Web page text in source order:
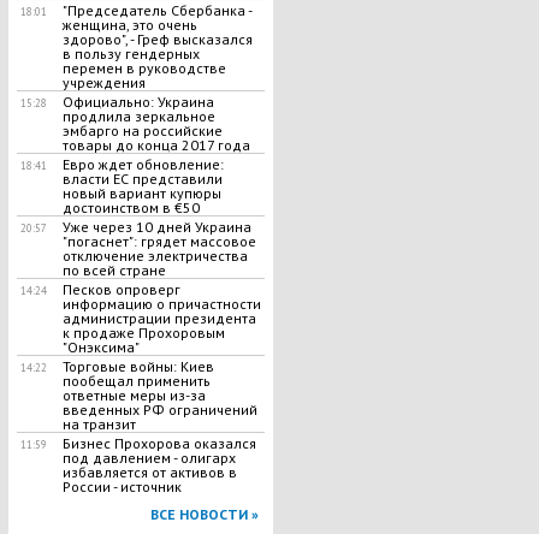
18:01
"Председатель Сбербанка -
женщина, это очень
здорово", - Греф высказался
в пользу гендерных
перемен в руководстве
учреждения
15:28
Официально: Украина
продлила зеркальное
эмбарго на российские
товары до конца 2017 года
18:41
Евро ждет обновление:
власти ЕС представили
новый вариант купюры
достоинством в €50
20:57
Уже через 10 дней Украина
"погаснет": грядет массовое
отключение электричества
по всей стране
14:24
Песков опроверг
информацию о причастности
администрации президента
к продаже Прохоровым
"Онэксима"
14:22
Торговые войны: Киев
пообещал применить
ответные меры из-за
введенных РФ ограничений
на транзит
11:59
Бизнес Прохорова оказался
под давлением - олигарх
избавляется от активов в
России - источник
ВСЕ НОВОСТИ »